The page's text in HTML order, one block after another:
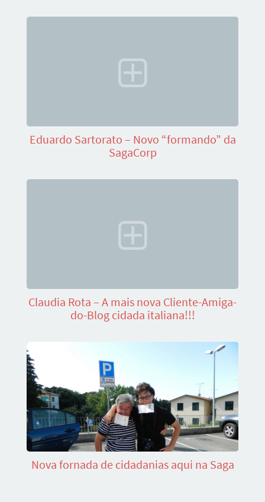
Eduardo Sartorato – Novo “formando” da
SagaCorp
Claudia Rota – A mais nova Cliente-Amiga-
do-Blog cidada italiana!!!
Nova fornada de cidadanias aqui na Saga